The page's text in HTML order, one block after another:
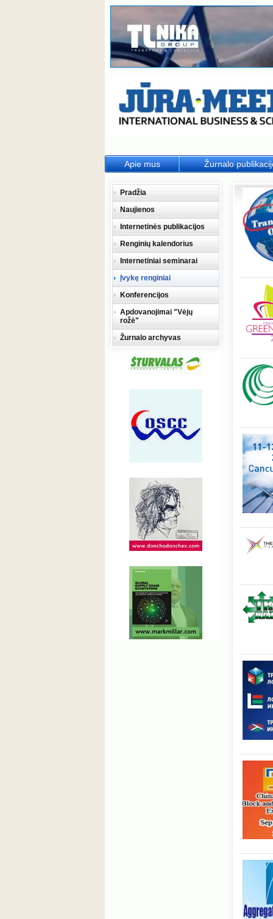
Pradžia
Naujienos
Internetinės publikacijos
Renginių kalendorius
Internetiniai seminarai
Įvykę renginiai
Konferencijos
Apdovanojimai "Vėjų
rožė"
Žurnalo archyvas
Apie mus Žurnalo